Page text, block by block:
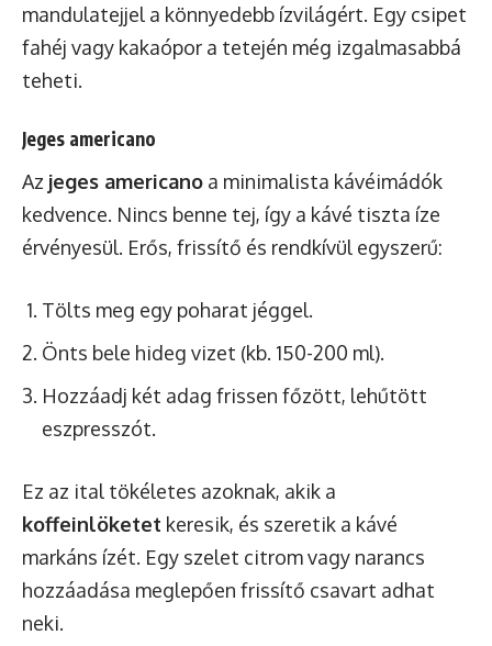
mandulatejjel a könnyedebb ízvilágért. Egy csipet
fahéj vagy kakaópor a tetején még izgalmasabbá
teheti.
Jeges americano
Az jeges americano a minimalista kávéimádók
kedvence. Nincs benne tej, így a kávé tiszta íze
érvényesül. Erős, frissítő és rendkívül egyszerű:
Tölts meg egy poharat jéggel.
Önts bele hideg vizet (kb. 150-200 ml).
Hozzáadj két adag frissen főzött, lehűtött
eszpresszót.
Ez az ital tökéletes azoknak, akik a
koffeinlöketet keresik, és szeretik a kávé
markáns ízét. Egy szelet citrom vagy narancs
hozzáadása meglepően frissítő csavart adhat
neki.